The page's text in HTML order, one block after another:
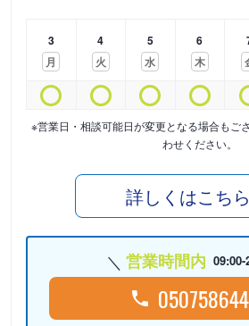
3
月
4
火
5
水
6
木
※営業日・相談可能日が変更となる場合もご
わせください。
詳しくはこちら
営業時間内 09:00-